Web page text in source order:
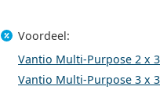
Voordeel:
Vantio Multi-Purpose 2 x
Vantio Multi-Purpose 3 x